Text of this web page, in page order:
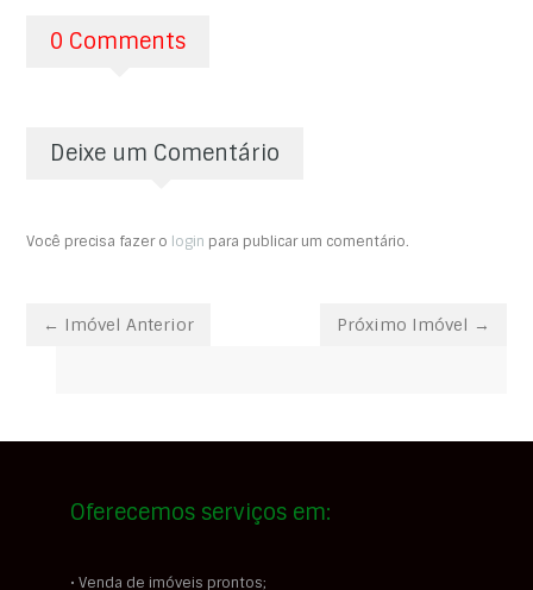
0 Comments
Deixe um Comentário
Você precisa fazer o login para publicar um comentário.
← Imóvel Anterior Próximo Imóvel →
Oferecemos serviços em:
• Venda de imóveis prontos;